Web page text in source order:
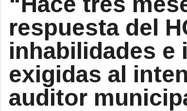
respuesta del
inhabilidades e
exigidas al
auditor